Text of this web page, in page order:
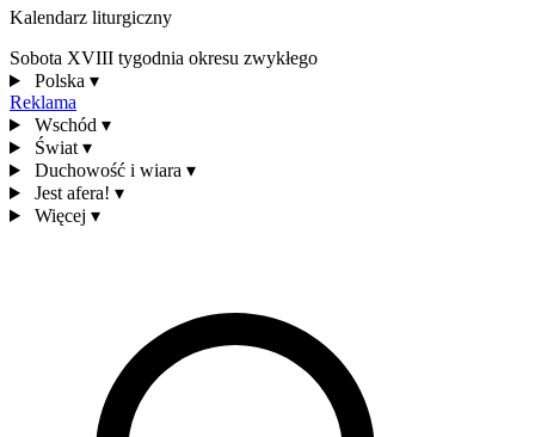
Kalendarz liturgiczny
Sobota XVIII tygodnia okresu zwykłego
Polska ▾
Reklama
Wschód ▾
Świat ▾
Duchowość i wiara ▾
Jest afera! ▾
Więcej ▾